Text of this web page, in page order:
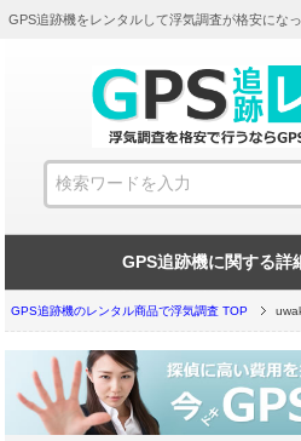
GPS追跡機をレンタルして浮気調査が格安にな
GPS追跡機に関する詳
GPS追跡機のレンタル商品で浮気調査 TOP